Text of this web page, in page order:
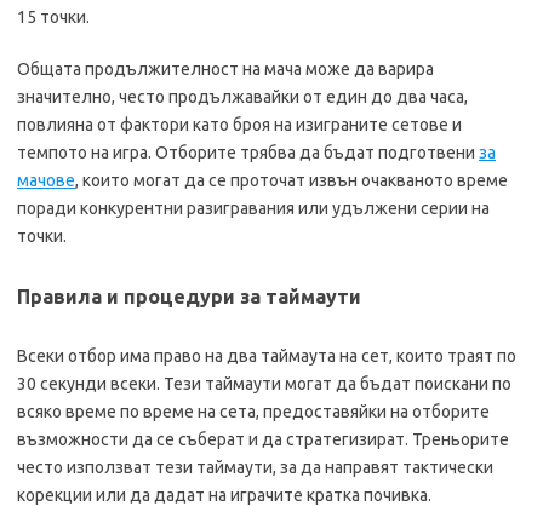
15 точки.
Общата продължителност на мача може да варира
значително, често продължавайки от един до два часа,
повлияна от фактори като броя на изиграните сетове и
темпото на игра. Отборите трябва да бъдат подготвени за
мачове, които могат да се проточат извън очакваното време
поради конкурентни разигравания или удължени серии на
точки.
Правила и процедури за таймаути
Всеки отбор има право на два таймаута на сет, които траят по
30 секунди всеки. Тези таймаути могат да бъдат поискани по
всяко време по време на сета, предоставяйки на отборите
възможности да се съберат и да стратегизират. Треньорите
често използват тези таймаути, за да направят тактически
корекции или да дадат на играчите кратка почивка.